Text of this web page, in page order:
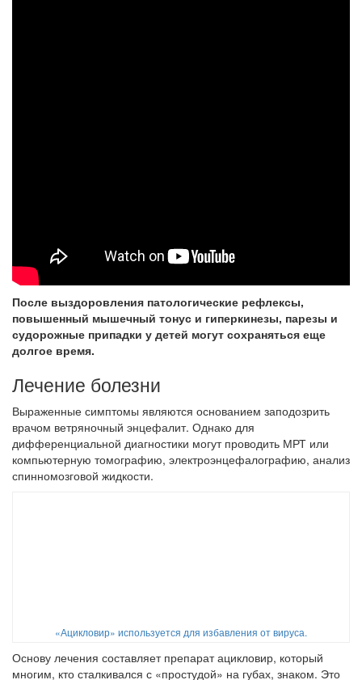
После выздоровления патологические рефлексы,
повышенный мышечный тонус и гиперкинезы, парезы и
судорожные припадки у детей могут сохраняться еще
долгое время.
Лечение болезни
Выраженные симптомы являются основанием заподозрить
врачом ветряночный энцефалит. Однако для
дифференциальной диагностики могут проводить МРТ или
компьютерную томографию, электроэнцефалографию, анализ
спинномозговой жидкости.
«Ацикловир» используется для избавления от вируса.
Основу лечения составляет препарат ацикловир, который
многим, кто сталкивался с «простудой» на губах, знаком. Это